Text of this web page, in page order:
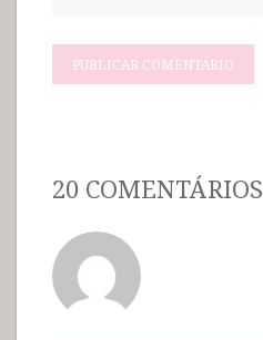
20 COMENTÁRIOS